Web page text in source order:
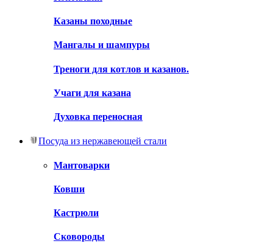
Казаны походные
Мангалы и шампуры
Треноги для котлов и казанов.
Учаги для казана
Духовка переносная
Посуда из нержавеющей стали
Мантоварки
Ковши
Кастрюли
Сковороды